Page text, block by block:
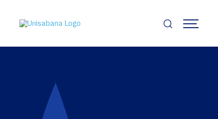
contenido
principal
MENÚ